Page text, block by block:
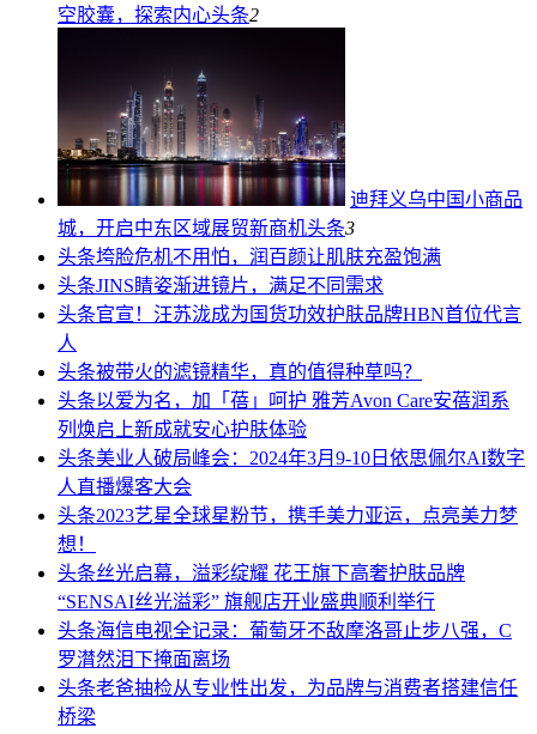
空胶囊，探索内心头条2
迪拜义乌中国小商品
城，开启中东区域展贸新商机头条3
头条垮脸危机不用怕，润百颜让肌肤充盈饱满
头条JINS睛姿渐进镜片，满足不同需求
头条官宣！汪苏泷成为国货功效护肤品牌HBN首位代言
人
头条被带火的滤镜精华，真的值得种草吗？
头条以爱为名，加「蓓」呵护 雅芳Avon Care安蓓润系
列焕启上新成就安心护肤体验
头条美业人破局峰会：2024年3月9-10日依思佩尔AI数字
人直播爆客大会
头条2023艺星全球星粉节，携手美力亚运，点亮美力梦
想！
头条丝光启幕，溢彩绽耀 花王旗下高奢护肤品牌
“SENSAI丝光溢彩” 旗舰店开业盛典顺利举行
头条海信电视全记录：葡萄牙不敌摩洛哥止步八强，C
罗潸然泪下掩面离场
头条老爸抽检从专业性出发，为品牌与消费者搭建信任
桥梁